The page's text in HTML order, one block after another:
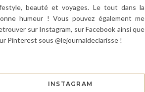
beauté et voyages. Le tout dans la
humeur ! Vous pouvez également me
sur Instagram, sur Facebook ainsi que
Pinterest sous @lejournaldeclarisse !
INSTAGRAM